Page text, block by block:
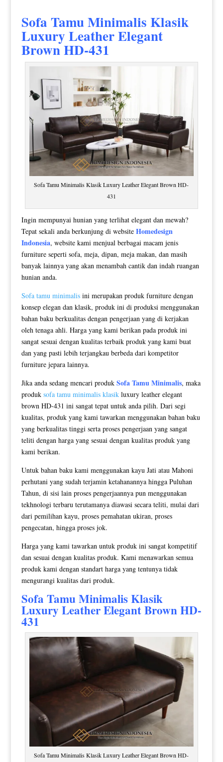
Sofa Tamu Minimalis Klasik
Luxury Leather Elegant
Brown HD-431
Sofa Tamu Minimalis Klasik Luxury Leather Elegant Brown HD-
431
Ingin mempunyai hunian yang terlihat elegant dan mewah?
Tepat sekali anda berkunjung di website Homedesign
Indonesia, website kami menjual berbagai macam jenis
furniture seperti sofa, meja, dipan, meja makan, dan masih
banyak lainnya yang akan menambah cantik dan indah ruangan
hunian anda.
Sofa tamu minimalisini merupakan produk furniture dengan
konsep elegan dan klasik, produk ini di produksi menggunakan
bahan baku berkualitas dengan pengerjaan yang di kerjakan
oleh tenaga ahli. Harga yang kami berikan pada produk ini
sangat sesuai dengan kualitas terbaik produk yang kami buat
dan yang pasti lebih terjangkau berbeda dari kompetitor
furniture jepara lainnya.
Jika anda sedang mencari produk Sofa Tamu Minimalis, maka
produk sofa tamu minimalis klasikluxury leather elegant
brown HD-431 ini sangat tepat untuk anda pilih. Dari segi
kualitas, produk yang kami tawarkan menggunakan bahan baku
yang berkualitas tinggi serta proses pengerjaan yang sangat
teliti dengan harga yang sesuai dengan kualitas produk yang
kami berikan.
Untuk bahan baku kami menggunakan kayu Jati atau Mahoni
perhutani yang sudah terjamin ketahanannya hingga Puluhan
Tahun, di sisi lain proses pengerjaannya pun menggunakan
tekhnologi terbaru terutamanya diawasi secara teliti, mulai dari
dari pemilihan kayu, proses pemahatan ukiran, proses
pengecatan, hingga proses jok.
Harga yang kami tawarkan untuk produk ini sangat kompetitif
dan sesuai dengan kualitas produk. Kami menawarkan semua
produk kami dengan standart harga yang tentunya tidak
mengurangi kualitas dari produk.
Sofa Tamu MinimalisKlasik
Luxury Leather Elegant Brown HD-
431
Sofa Tamu Minimalis Klasik Luxury Leather Elegant Brown HD-